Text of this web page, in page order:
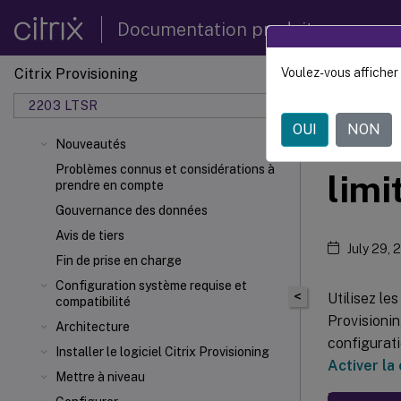
Documentation produit
Citrix Provisioning
2203 LTSR
Nouveautés
Problèmes connus et considérations à
prendre en compte
Gouvernance des données
Avis de tiers
Fin de prise en charge
Configuration système requise et
compatibilité
Architecture
Installer le logiciel Citrix Provisioning
Mettre à niveau
Citrix
<
July 29,
Utilisez
Activer la
Voulez-vous
OUI NON